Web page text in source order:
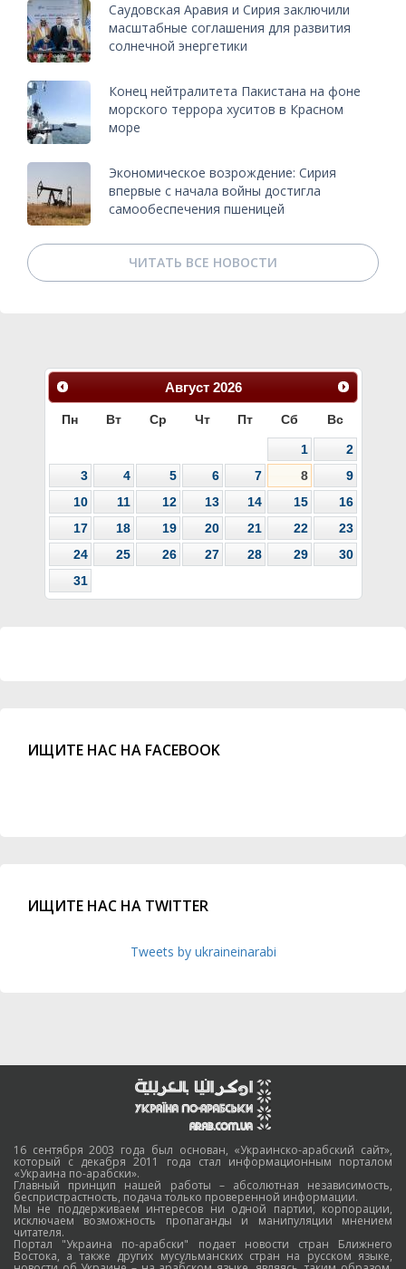
Саудовская Аравия и Сирия заключили
масштабные соглашения для развития
солнечной энергетики
Конец нейтралитета Пакистана на фоне
морского террора хуситов в Красном
море
Экономическое возрождение: Сирия
впервые с начала войны достигла
самообеспечения пшеницей
ЧИТАТЬ ВСЕ НОВОСТИ
Август 2026
Пн Вт Ср Чт Пт Сб Вс
1
2
3
4 5 6 7 8
9
10
11 12 13 14 15
16
17
18 19 20 21 22
23
24
25 26 27 28 29
30
31
ИЩИТЕ НАС НА FACEBOOK
ИЩИТЕ НАС НА TWITTER
Tweets by ukraineinarabi
16 сентября 2003 года был основан, «Украинско-арабский сайт»,
который с декабря 2011 года стал информационным порталом
«Украина по-арабски».
Главный принцип нашей работы – абсолютная независимость,
беспристрастность, подача только проверенной информации.
Мы не поддерживаем интересов ни одной партии, корпорации,
исключаем возможность пропаганды и манипуляции мнением
читателя.
Портал "Украина по-арабски" подает новости стран Ближнего
Востока, а также других мусульманских стран на русском языке,